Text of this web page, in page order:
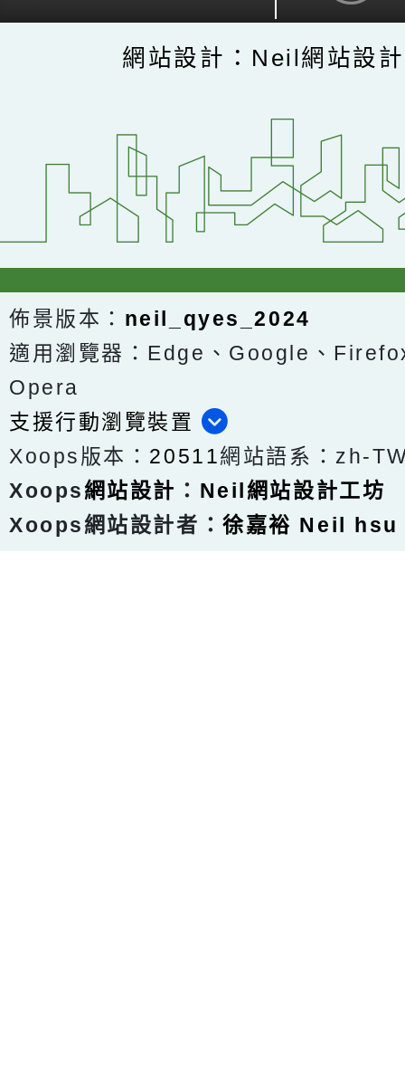
網站設計：Neil網站設
佈景版本： neil_qyes_2024
適用瀏覽器：Edge、Google、
Opera
支援行動瀏覽裝置
Xoops版本： 20511網站語系：zh-
Xoops網站設計 ： Neil網站設計工坊
Xoops網站設計者：徐嘉裕 Neil hsu